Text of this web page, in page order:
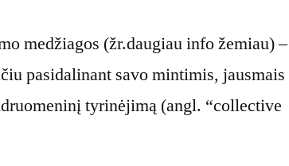
medžiagos (žr.daugiau info žemiau) –
pasidalinant savo mintimis, jausmais
tyrinėjimą (angl. “collective